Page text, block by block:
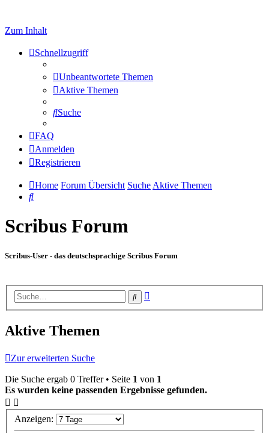
Zum Inhalt
Schnellzugriff
Unbeantwortete Themen
Aktive Themen
Suche
FAQ
Anmelden
Registrieren
Home Forum Übersicht Suche Aktive Themen
Suche
Scribus Forum
Scribus-User - das deutschsprachige Scribus Forum
Suche
Aktive Themen
Zur erweiterten Suche
Die Suche ergab 0 Treffer • Seite 1 von 1
Es wurden keine passenden Ergebnisse gefunden.
Anzeigen: